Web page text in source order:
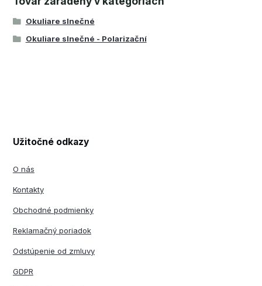
Okuliare slnečné
Okuliare slnečné - Polarizační
Užitočné odkazy
O nás
Kontakty
Obchodné podmienky
Reklamačný poriadok
Odstúpenie od zmluvy
GDPR